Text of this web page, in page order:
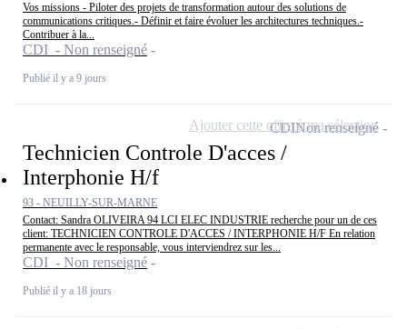
Vos missions - Piloter des projets de transformation autour des solutions de
communications critiques.- Définir et faire évoluer les architectures techniques.-
Contribuer à la...
CDI - Non renseigné
Publié il y a 9 jours
Technicien Controle D'acces /
Interphonie H/f
93 - NEUILLY-SUR-MARNE
Contact: Sandra OLIVEIRA 94 LCI ELEC INDUSTRIE recherche pour un de ces
client: TECHNICIEN CONTROLE D'ACCES / INTERPHONIE H/F En relation
permanente avec le responsable, vous interviendrez sur les...
CDI - Non renseigné
Publié il y a 18 jours
CDINon renseigné
Ajouter cette offre à ma sélection